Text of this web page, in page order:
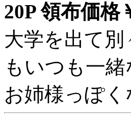
20P 領布価格
大学を出て
もいつも一
お姉様っぽ